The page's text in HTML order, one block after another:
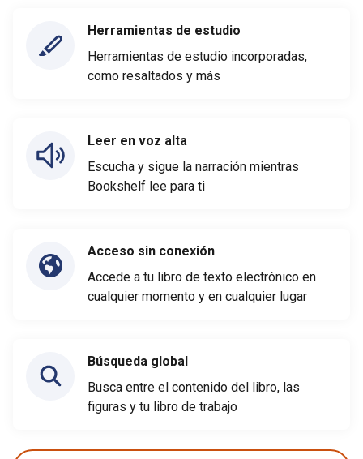
Herramientas de estudio
Herramientas de estudio incorporadas,
como resaltados y más
Leer en voz alta
Escucha y sigue la narración mientras
Bookshelf lee para ti
Acceso sin conexión
Accede a tu libro de texto electrónico en
cualquier momento y en cualquier lugar
Búsqueda global
Busca entre el contenido del libro, las
figuras y tu libro de trabajo